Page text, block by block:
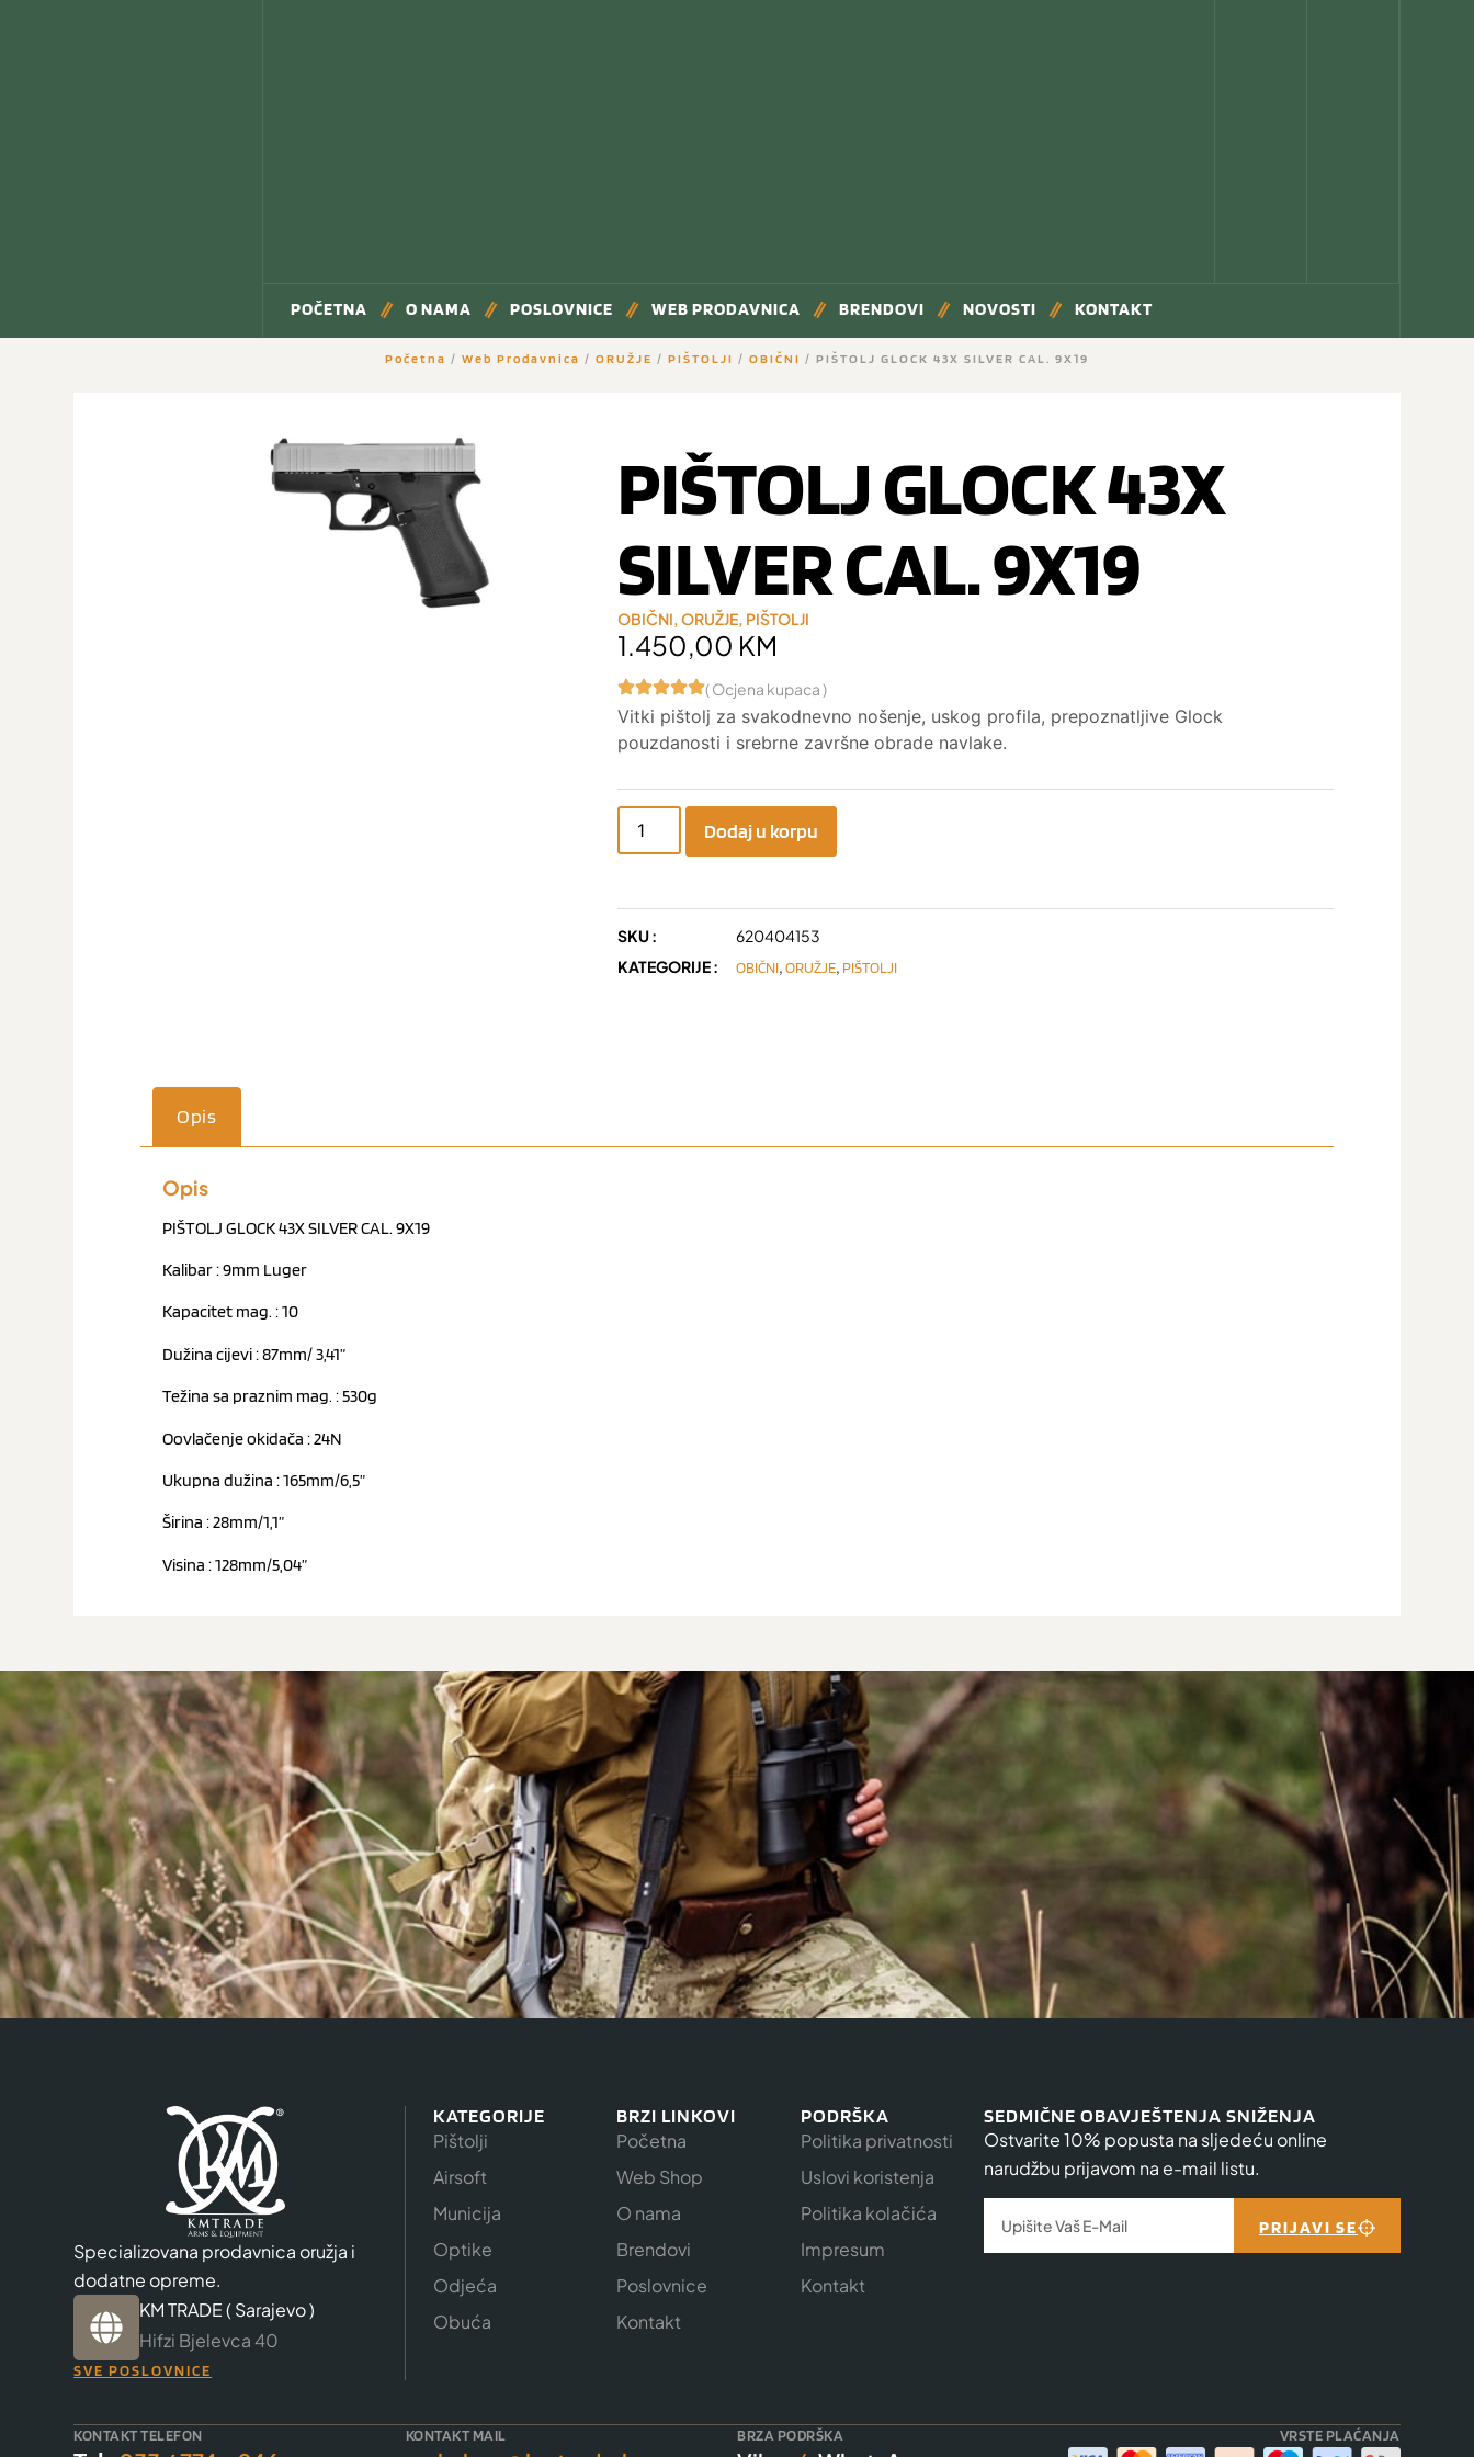
POČETNA O NAMA POSLOVNICE WEB PRODAVNICA BRENDOVI NOVOSTI KONTAKT
Početna / Web Prodavnica / ORUŽJE / PIŠTOLJI / OBIČNI / PIŠTOLJ GLOCK 43X SILVER CAL. 9X19
PIŠTOLJ GLOCK 43X
SILVER CAL. 9X19
OBIČNI,ORUŽJE, PIŠTOLJI
1.450,00 KM
( Ocjena kupaca )
Vitki pištolj za svakodnevno nošenje, uskog profila, prepoznatljive Glock
pouzdanosti i srebrne završne obrade navlake.
Dodaj u korpu
SKU :
620404153
KATEGORIJE :
OBIČNI,ORUŽJE, PIŠTOLJI
Opis
Opis
PIŠTOLJ GLOCK 43X SILVER CAL. 9X19
Kalibar : 9mm Luger
Kapacitet mag. : 10
Dužina cijevi : 87mm/ 3,41”
Težina sa praznim mag. : 530g
Oovlačenje okidača : 24N
Ukupna dužina : 165mm/6,5”
Širina : 28mm/1,1”
Visina : 128mm/5,04”
Specializovana prodavnica oružja i
dodatne opreme.
KM TRADE ( Sarajevo )
Hifzi Bjelevca 40
SVE POSLOVNICE
KATEGORIJE
Pištolji
Airsoft
Municija
Optike
Odjeća
Obuća
BRZI LINKOVI
Početna
Web Shop
O nama
Brendovi
Poslovnice
Kontakt
PODRŠKA
Politika privatnosti
Uslovi koristenja
Politika kolačića
Impresum
Kontakt
SEDMIČNE OBAVJEŠTENJA SNIŽENJA
Ostvarite 10% popusta na sljedeću online
narudžbu prijavom na e-mail listu.
PRIJAVI SE
KONTAKT TELEFON KONTAKT MAIL BRZA PODRŠKA VRSTE PLAĆANJA